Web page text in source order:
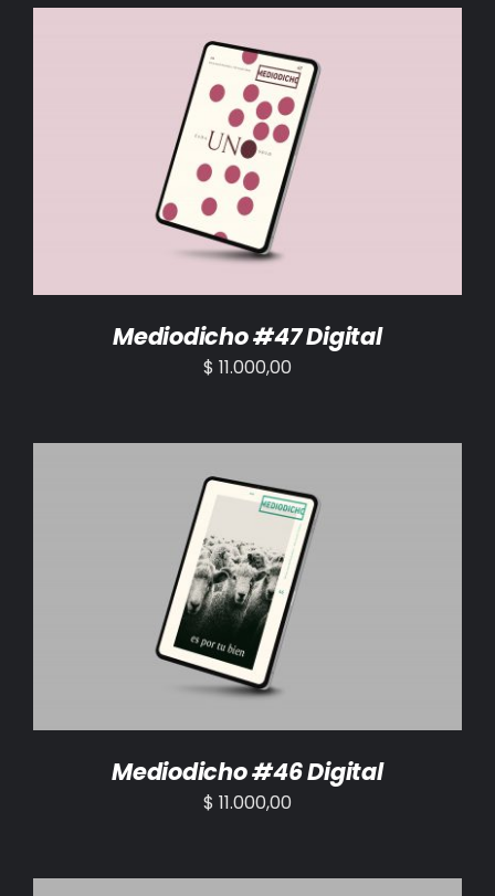
AÑADIR AL CARRITO /
Mediodicho #47 Digital
$ 11.000,00
AÑADIR AL CARRITO /
Mediodicho #46 Digital
$ 11.000,00